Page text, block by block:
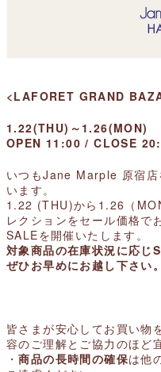
<LAFORET GRAND
1.22(THU)～1.26(MON)
OPEN 11:00 / CLOSE
いつもJane Marple 原宿店
います。
1.22 (THU)から1.26（
レクションをセール価格で
SALEを開催いたします。
対象商品の在庫状況に応じ
ぜひお早めにお越し下さい。
皆さまが安心してお買い物
容のご理解とご協力のほど
・商品の長時間の確保は他